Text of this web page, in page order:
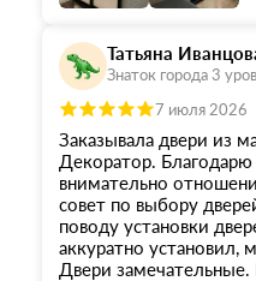
Отличная компания,
Татьяна
Знаток города 3
7 июля 2026
Заказывала двери из
Декоратор.
внимательно
совет по выбору
поводу установки
аккуратно установил,
Двери замечательные.